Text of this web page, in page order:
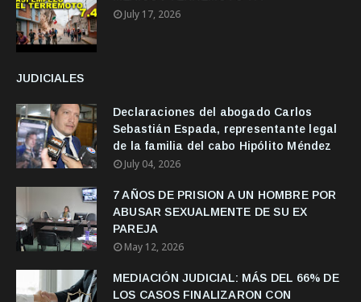
July 17, 2026
JUDICIALES
Declaraciones del abogado Carlos
Sebastián Espada, representante legal
de la familia del cabo Hipólito Méndez
July 04, 2026
7 AÑOS DE PRISION A UN HOMBRE POR
ABUSAR SEXUALMENTE DE SU EX
PAREJA
May 12, 2026
MEDIACIÓN JUDICIAL: MÁS DEL 66% DE
LOS CASOS FINALIZARON CON